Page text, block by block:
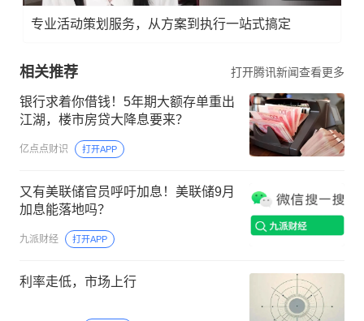
专业活动策划服务，从方案到执行一站式搞定
相关推荐 打开腾讯新闻查看更多
银行求着你借钱！5年期大额存单重出
江湖，楼市房贷大降息要来？
亿点点财识 打开APP
又有美联储官员呼吁加息！美联储9月
加息能落地吗？
九派财经 打开APP
利率走低，市场上行